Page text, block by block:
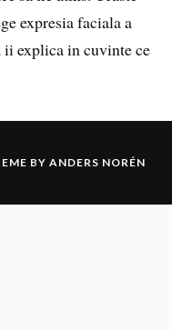
expresia faciala a
ii explica in cuvinte ce
BY ANDERS NORÉN